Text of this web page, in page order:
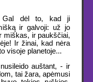
Gal dėl to, kad ji
ir galvoji: už jo
miškas, ir paukščiai,
Ir žinai, kad nėra
visoje planetoje...
auštant, - ir
tai žara, apėmusi